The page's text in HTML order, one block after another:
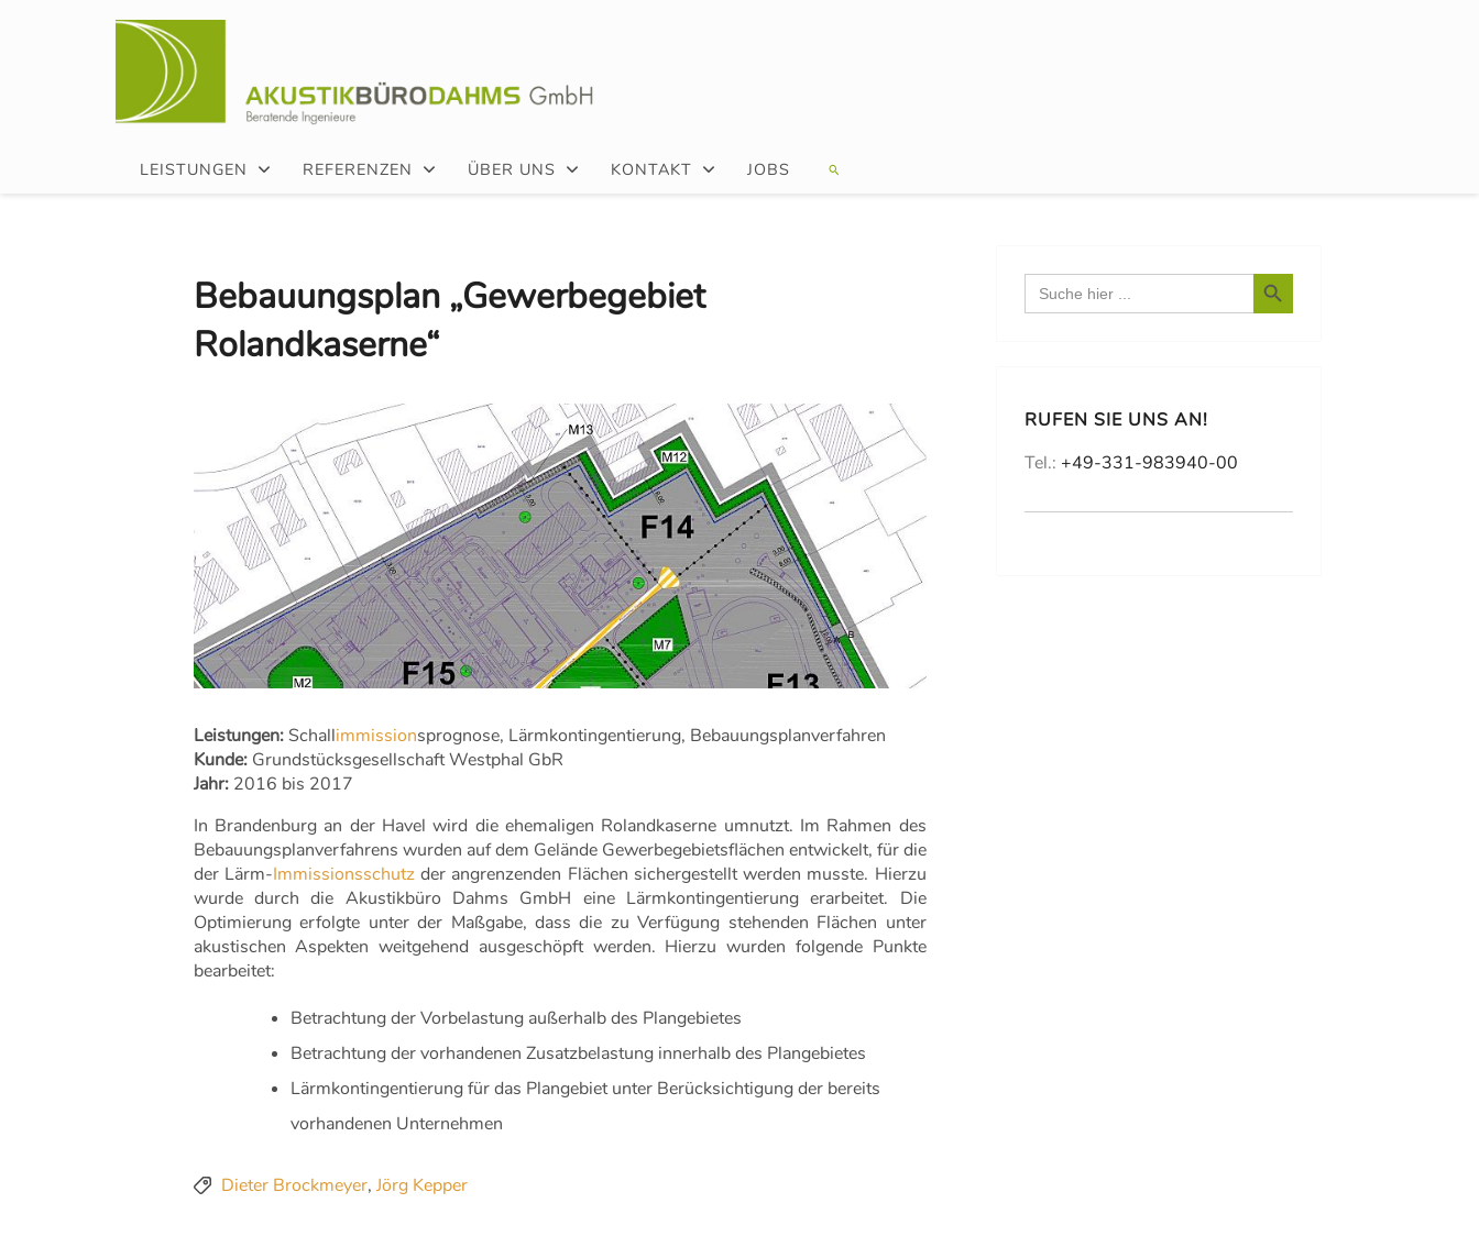
LEISTUNGEN REFERENZEN ÜBER UNS KONTAKT JOBS
Bebauungsplan „Gewerbegebiet
Rolandkaserne“
Leistungen:Schallimmissionsprognose, Lärmkontingentierung, Bebauungsplanverfahren
Kunde: Grundstücksgesellschaft Westphal GbR
Jahr:2016 bis 2017
In Brandenburg an der Havel wird die ehemaligen Rolandkaserne umnutzt. Im Rahmen des
Bebauungsplanverfahrens wurden auf dem Gelände Gewerbegebietsflächen entwickelt, für die
der Lärm-Immissionsschutzder angrenzenden Flächen sichergestellt werden musste. Hierzu
wurde durch die Akustikbüro Dahms GmbH eine Lärmkontingentierung erarbeitet. Die
Optimierung erfolgte unter der Maßgabe, dass die zu Verfügung stehenden Flächen unter
akustischen Aspekten weitgehend ausgeschöpft werden. Hierzu wurden folgende Punkte
bearbeitet:
Betrachtung der Vorbelastung außerhalb des Plangebietes
Betrachtung der vorhandenen Zusatzbelastung innerhalb des Plangebietes
Lärmkontingentierung für das Plangebiet unter Berücksichtigung der bereits
vorhandenen Unternehmen
Dieter Brockmeyer, Jörg Kepper
Search
for:
Search Button
RUFEN SIE UNS AN!
Tel.: +49-331-983940-00